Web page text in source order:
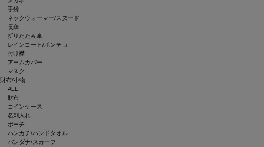
手袋
ネックウォーマー/スヌード
長傘
折りたたみ傘
レインコート/ポンチョ
付け襟
アームカバー
マスク
財布/小物
ALL
財布
コインケース
名刺入れ
ポーチ
ハンカチ/ハンドタオル
バンダナ/スカーフ